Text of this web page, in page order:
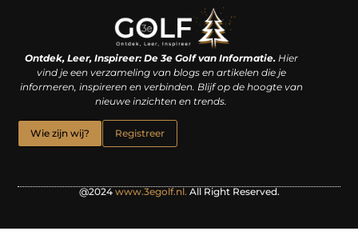
Ontdek, Leer, Inspireer: De 3e Golf van Informatie.Hier
vind je een verzameling van blogs en artikelen die je
informeren, inspireren en verbinden. Blijf op de hoogte van
nieuwe inzichten en trends.
Wie zijn wij? Registreer
@2024www.3egolf.nl.All Right Reserved.